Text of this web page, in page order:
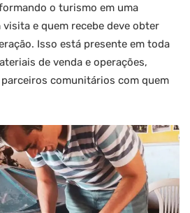
o turismo em uma
e quem recebe deve obter
Isso está presente em toda
de venda e operações,
comunitários com quem